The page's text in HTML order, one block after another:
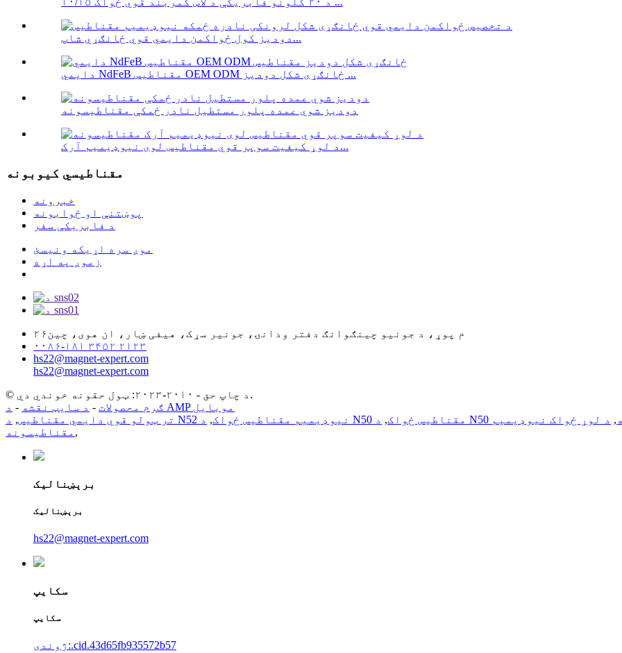
دودیز کول ځواکمن دایمي قوي ځانګړي شاپ...
دایمي NdFeB مقناطیس OEM ODM ځانګړی شکل دودیز ...
دودیز شوي عمده پلور مستطیل نادر ځمکې مقناطیسونه
د لوړ کیفیت سوپر قوي مقناطیس لوی نیوډیمیم آرک...
مقناطیسي کیوبونه
خبرونه
پوښتنې او ځوابونه
د فابریکې سفر
موږ سره اړیکه ونیسئ
زموږ په اړه
۲۶م پوړ، د جونیو چینګوانګ دفتر ودانۍ، جونیر سړک، هیفی ښار، ان هوی، چین
۰۰۸۶-۱۸۱ ۳۴۵۲ ۲۱۲۳
hs22@magnet-expert.com
hs22@magnet-expert.com
© د چاپ حق - ۲۰۱۰-۲۰۲۳: ټول حقونه خوندي دي.
ګرم محصولات - د سایټ نقشه -
د AMP موبایل
تر ټولو قوي دایمي مقناطیس, د N52 نیوډیمیم مقناطیس ځواک, د N50 مقناطیس ځواک, , د لوړ ځواک نیوډیمیم
مقناطیسونه ,
برېښنالیک
برېښنالیک
hs22@magnet-expert.com
سکایپ
سکایپ
ژوندی:.cid.43d65fb935572b57